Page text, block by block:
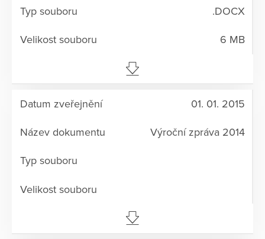
.DOCX
6 MB
01. 01. 2015
Výroční zpráva 2014